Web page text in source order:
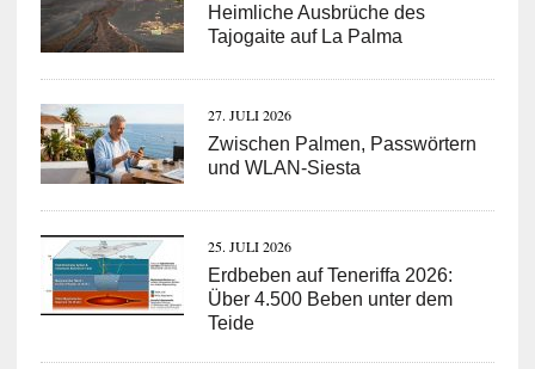
Heimliche Ausbrüche des
Tajogaite auf La Palma
27. JULI 2026
Zwischen Palmen, Passwörtern
und WLAN-Siesta
25. JULI 2026
Erdbeben auf Teneriffa 2026:
Über 4.500 Beben unter dem
Teide